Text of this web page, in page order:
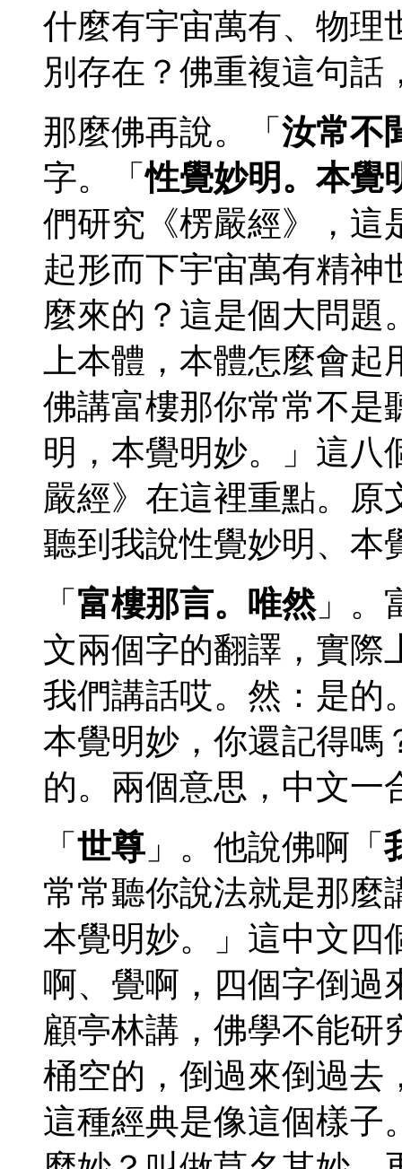
什麼有宇宙萬有、物理
別存在？佛重複這句話
那麼佛再說。「 汝常不
字。「性覺妙明。本覺
們研究《楞嚴經》，這
起形而下宇宙萬有精神
麼來的？這是個大問題
上本體，本體怎麼會
佛講富樓那你常常不是
明，本覺明妙。」這八
嚴經》在這裡重點。原
聽到我說性覺妙明、本
「 富樓那言。唯然」。
文兩個字的翻譯，實際
我們講話哎。然：是的
本覺明妙，你還記得嗎
的。兩個意思，中文一
「 世尊 」。他說佛啊「
常常聽你說法就是那麼
本覺明妙。」這中文四
啊、覺啊，四個字倒過
顧亭林講，佛學不能研
桶空的，倒過來倒過去
這種經典是像這個樣子